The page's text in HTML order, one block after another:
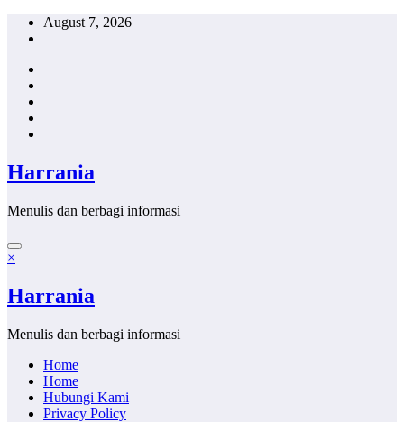
Skip
August 7, 2026
Harrania
Menulis dan berbagi informasi
×
Harrania
Menulis dan berbagi informasi
Home
Home
Hubungi Kami
Privacy Policy